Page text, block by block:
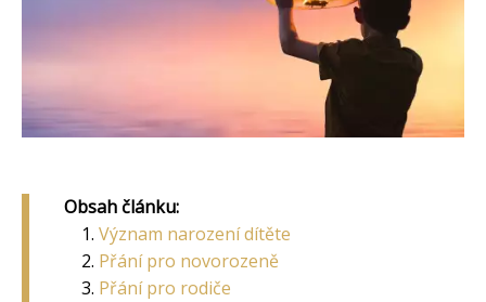
Obsah článku:
Význam narození dítěte
Přání pro novorozeně
Přání pro rodiče